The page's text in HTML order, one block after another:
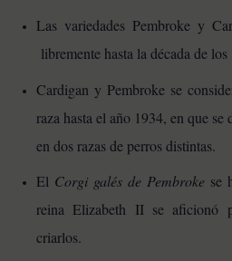
Las variedades Pembroke y
libremente hasta la década de los
Cardigan y Pembroke se
raza hasta el año 1934, en que
en dos razas de perros distintas.
El Corgi galés de Pembroke se
reina Elizabeth II se aficionó
criarlos.